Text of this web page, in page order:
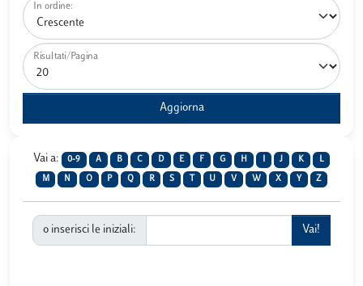
In ordine:
Risultati/Pagina
Vai a: 0-9 A B C D E F G H J K L
M N O P Q R S U V W X Y Z
o inserisci le iniziali: